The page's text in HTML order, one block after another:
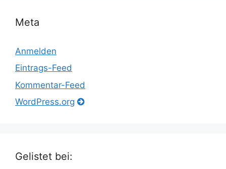
Meta
Anmelden
Eintrags-Feed
Kommentar-Feed
WordPress.org
Gelistet bei: